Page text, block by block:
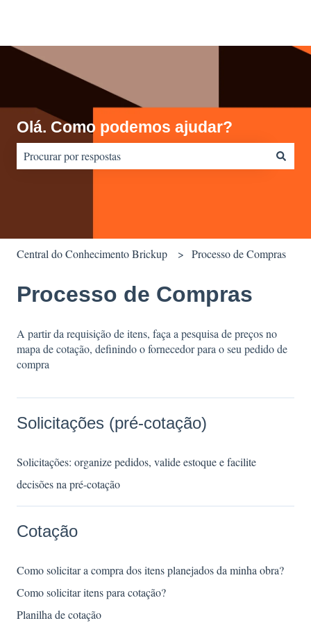
Olá. Como podemos ajudar?
Central do Conhecimento Brickup Processo de Compras
Processo de Compras
A partir da requisição de itens, faça a pesquisa de preços no
mapa de cotação, definindo o fornecedor para o seu pedido de
compra
Solicitações (pré-cotação)
Solicitações: organize pedidos, valide estoque e facilite
decisões na pré-cotação
Cotação
Como solicitar a compra dos itens planejados da minha obra?
Como solicitar itens para cotação?
Planilha de cotação